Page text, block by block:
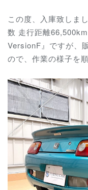
この度、入庫致しま
数 走行距離
VersionF』ですが、
ので、作業の様子を